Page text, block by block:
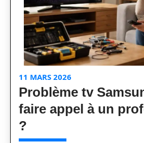
11 MARS 2026
Problème tv
faire appel à un
?